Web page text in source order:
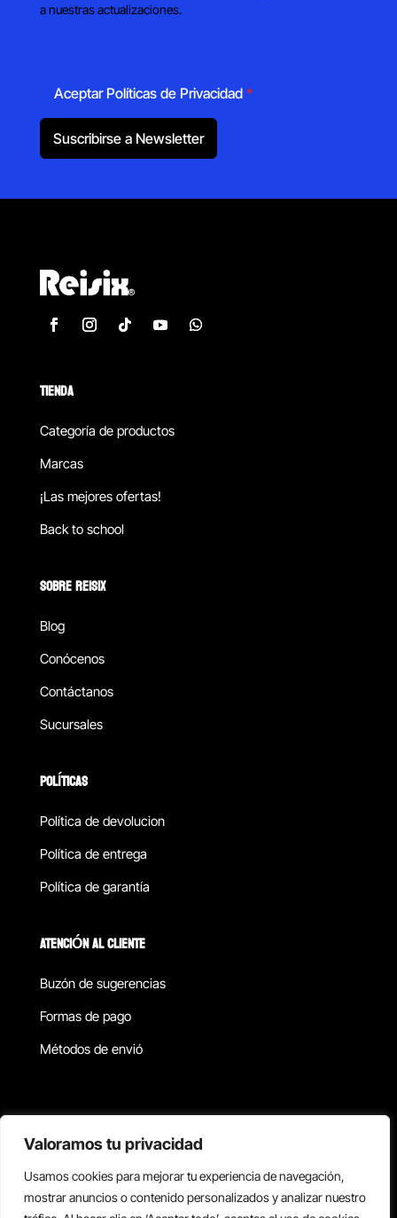
Valoramos tu privacidad
Usamos cookies para mejorar tu experiencia de navegación,
mostrar anuncios o contenido personalizados y analizar nuestro
a nuestras actualizaciones.
Aceptar Políticas de Privacidad *
Suscribirse a Newsletter
TIENDA
Categoría de productos
Marcas
¡Las mejores ofertas!
Back to school
SOBRE REISIX
Blog
Conócenos
Contáctanos
Sucursales
POLÍTICAS
Política de devolucion
Política de entrega
Política de garantía
ATENCIÓN AL CLIENTE
Buzón de sugerencias
Formas de pago
Métodos de envió
Copyright © 2026 Reisix. Todos los derechos reservados.